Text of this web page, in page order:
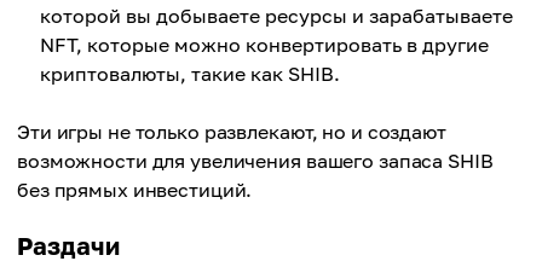
которой вы добываете ресурсы и зарабатываете
NFT, которые можно конвертировать в другие
криптовалюты, такие как SHIB.
Эти игры не только развлекают, но и создают
возможности для увеличения вашего запаса SHIB
без прямых инвестиций.
Раздачи